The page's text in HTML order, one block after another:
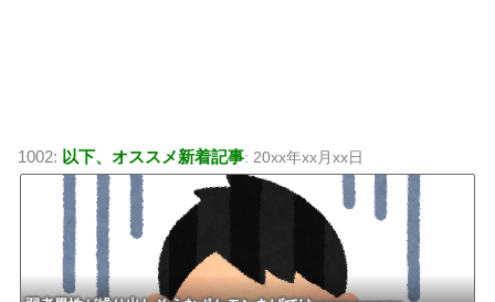
1002: 以下、オススメ新着記事: 20xx年xx月xx日